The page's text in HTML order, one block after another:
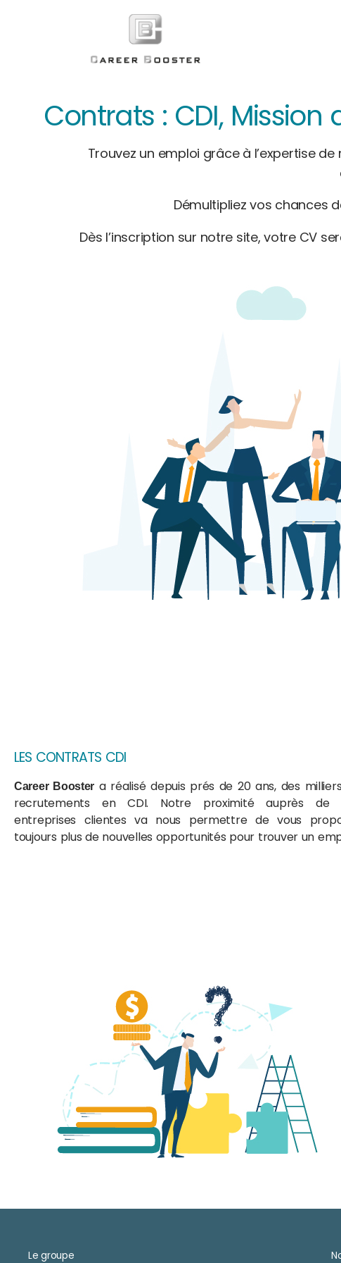
Contrats : CDI,
Trouvez un emploi grâce à l’expertise de
Démultipliez vos chances
Dès l’inscription sur notre site, votre CV
LES CONTRATS CDI
Career Booster a réalisé depuis prés de 20 ans, des
recrutements en CDI. Notre proximité auprès de
entreprises clientes va nous permettre de vous
toujours plus de nouvelles opportunités pour trouver un
Le groupe